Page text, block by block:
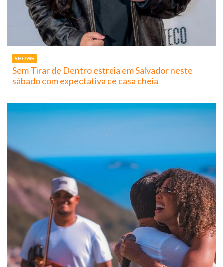
SHOWS
Sem Tirar de Dentro estreia em Salvador neste
sábado com expectativa de casa cheia